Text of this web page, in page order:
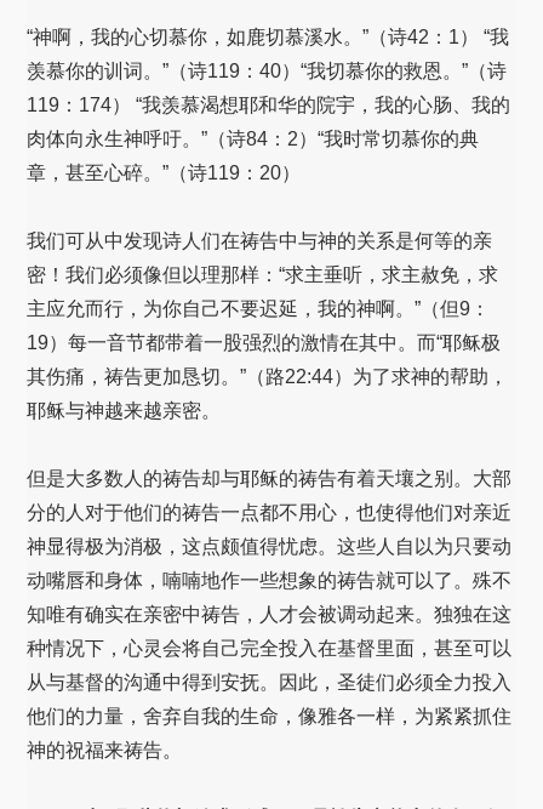
“神啊，我的心切慕你，如鹿切慕溪水。”（诗42：1） “我
羡慕你的训词。”（诗119：40）“我切慕你的救恩。”（诗
119：174） “我羡慕渴想耶和华的院宇，我的心肠、我的
肉体向永生神呼吁。”（诗84：2）“我时常切慕你的典
章，甚至心碎。”（诗119：20）
我们可从中发现诗人们在祷告中与神的关系是何等的亲
密！我们必须像但以理那样：“求主垂听，求主赦免，求
主应允而行，为你自己不要迟延，我的神啊。”（但9：
19）每一音节都带着一股强烈的激情在其中。而“耶稣极
其伤痛，祷告更加恳切。”（路22:44）为了求神的帮助，
耶稣与神越来越亲密。
但是大多数人的祷告却与耶稣的祷告有着天壤之别。大部
分的人对于他们的祷告一点都不用心，也使得他们对亲近
神显得极为消极，这点颇值得忧虑。这些人自以为只要动
动嘴唇和身体，喃喃地作一些想象的祷告就可以了。殊不
知唯有确实在亲密中祷告，人才会被调动起来。独独在这
种情况下，心灵会将自己完全投入在基督里面，甚至可以
从与基督的沟通中得到安抚。因此，圣徒们必须全力投入
他们的力量，舍弃自我的生命，像雅各一样，为紧紧抓住
神的祝福来祷告。